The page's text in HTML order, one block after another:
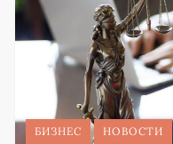
БИЗНЕС НОВОСТИ